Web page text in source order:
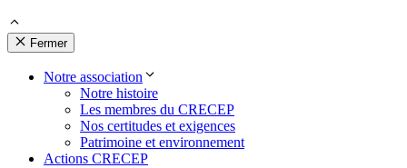
Fermer
Notre association
Notre histoire
Les membres du CRECEP
Nos certitudes et exigences
Patrimoine et environnement
Actions CRECEP